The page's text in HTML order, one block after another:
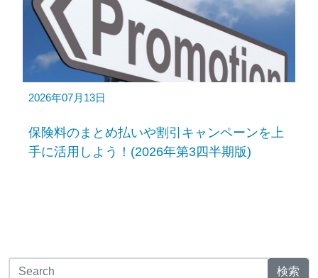
2026年07月13日
保険料のまとめ払いや割引キャンペーンを上
手に活用しよう！(2026年第3四半期版)
検索